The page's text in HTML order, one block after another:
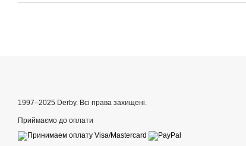
1997–2025 Derby. Всі права захищені.
Приймаємо до оплати